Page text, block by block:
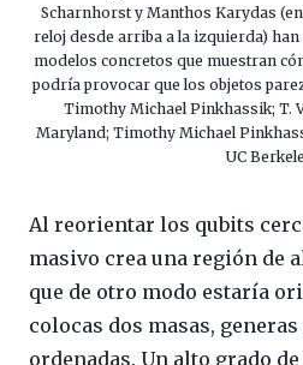
Scharnhorst y Manthos Karydas
reloj desde arriba a la izquierda)
modelos concretos que muestran
podría provocar que los objetos
Timothy Michael Pinkhassik; T.
Maryland; Timothy Michael
UC
Al reorientar los qubits
masivo crea una región de
que de otro modo estaría
colocas dos masas,
ordenadas. Un alto grado